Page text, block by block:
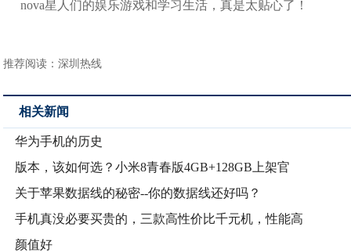
nova星人们的娱乐游戏和学习生活，真是太贴心了！
推荐阅读：深圳热线
相关新闻
华为手机的历史
版本，该如何选？小米8青春版4GB+128GB上架官
关于苹果数据线的秘密--你的数据线还好吗？
手机真没必要买贵的，三款高性价比千元机，性能高
颜值好